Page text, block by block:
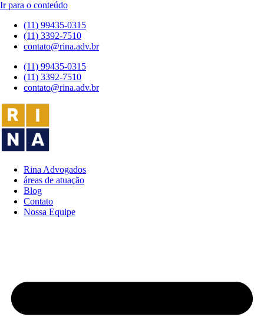
Ir para o conteúdo
(11) 99435-0315
(11) 3392-7510
contato@rina.adv.br
(11) 99435-0315
(11) 3392-7510
contato@rina.adv.br
Rina Advogados
áreas de atuação
Blog
Contato
Nossa Equipe